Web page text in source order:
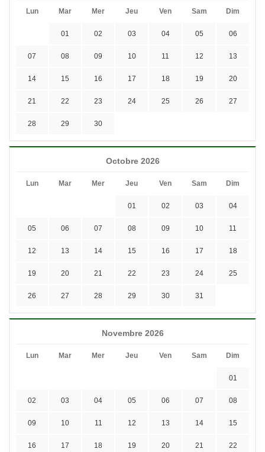
Lun Mar Mer Jeu Ven Sam Dim
01 02 03 04 05 06
07 08 09 10 11 12 13
14 15 16 17 18 19 20
21 22 23 24 25 26 27
28 29 30
Octobre 2026
Lun Mar Mer Jeu Ven Sam Dim
01 02 03 04
05 06 07 08 09 10 11
12 13 14 15 16 17 18
19 20 21 22 23 24 25
26 27 28 29 30 31
Novembre 2026
Lun Mar Mer Jeu Ven Sam Dim
01
02 03 04 05 06 07 08
09 10 11 12 13 14 15
16 17 18 19 20 21 22